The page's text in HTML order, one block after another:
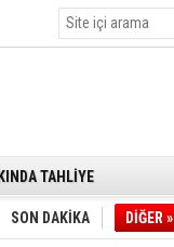
DERNEĞİ
ÇİZGİMİZ
SON DAKİKA DİĞER »